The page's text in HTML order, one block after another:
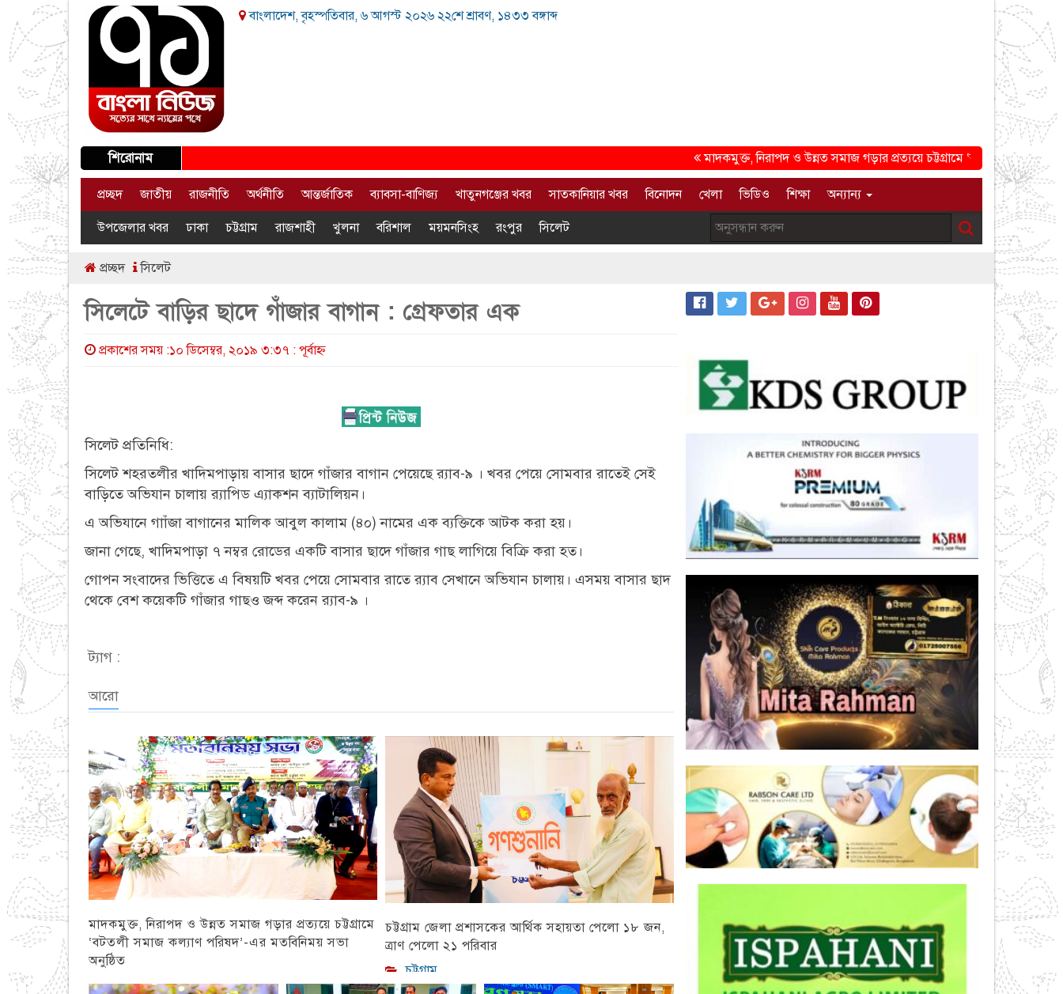
বাংলাদেশ, বৃহস্পতিবার, ৬ আগস্ট ২০২৬ ২২শে শ্রাবণ, ১৪৩৩ বঙ্গাব্দ
শিরোনাম মাদকমুক্ত, নিরাপদ ও উন্নত সমাজ গড়ার প্রত্যয়ে চট্টগ্রামে ‘বটতলী সমাজ কল্যাণ
প্রচ্ছদ জাতীয় রাজনীতি অর্থনীতি আন্তর্জাতিক ব্যাবসা-বাণিজ্য খাতুনগঞ্জের খবর সাতকানিয়ার খবর বিনোদন খেলা ভিডিও শিক্ষা অন্যান্য
উপজেলার খবর ঢাকা চট্টগ্রাম রাজশাহী খুলনা বরিশাল ময়মনসিংহ রংপুর সিলেট
প্রচ্ছদ সিলেট
সিলেটে বাড়ির ছাদে গাঁজার বাগান : গ্রেফতার এক
প্রকাশের সময় :১০ ডিসেম্বর, ২০১৯ ৩:৩৭ : পূর্বাহ্ণ
সিলেট প্রতিনিধি:
সিলেট শহরতলীর খাদিমপাড়ায় বাসার ছাদে গাঁজার বাগান পেয়েছে র‌্যাব-৯ । খবর পেয়ে সোমবার রাতেই সেই
বাড়িতে অভিযান চালায় র‌্যাপিড এ্যাকশন ব্যাটালিয়ন।
এ অভিযানে গাাঁজা বাগানের মালিক আবুল কালাম (৪০) নামের এক ব্যক্তিকে আটক করা হয়।
জানা গেছে, খাদিমপাড়া ৭ নম্বর রোডের একটি বাসার ছাদে গাঁজার গাছ লাগিয়ে বিক্রি করা হত।
গোপন সংবাদের ভিত্তিতে এ বিষয়টি খবর পেয়ে সোমবার রাতে র‌্যাব সেখানে অভিযান চালায়। এসময় বাসার ছাদ
থেকে বেশ কয়েকটি গাঁজার গাছও জব্দ করেন র‌্যাব-৯ ।
ট্যাগ :
আরো
মাদকমুক্ত, নিরাপদ ও উন্নত সমাজ গড়ার প্রত্যয়ে চট্টগ্রামে
‘বটতলী সমাজ কল্যাণ পরিষদ’-এর মতবিনিময় সভা
অনুষ্ঠিত
চট্টগ্রাম
চট্টগ্রাম জেলা প্রশাসকের আর্থিক সহায়তা পেলো ১৮ জন,
ত্রাণ পেলো ২১ পরিবার
চট্টগ্রাম